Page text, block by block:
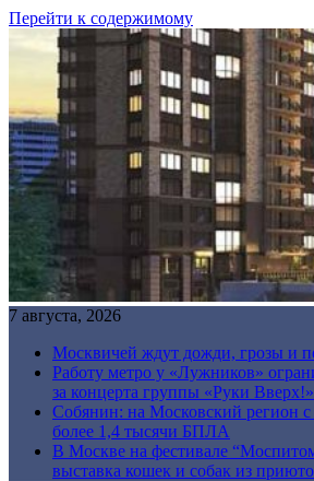
Перейти к содержимому
7 августа, 2026
Москвичей ждут дожди, грозы и
Работу метро у «Лужников»
за концерта группы «Руки Вверх!»
Собянин: на Московский регион
более 1,4 тысячи БПЛА
В Москве на фестивале
выставка кошек и собак из